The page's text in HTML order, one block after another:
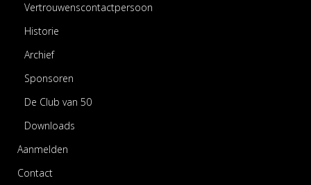
Vertrouwenscontactpersoon
Historie
Archief
Sponsoren
De Club van 50
Downloads
Aanmelden
Contact